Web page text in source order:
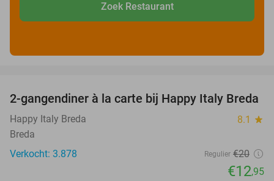
Zoek Restaurant
35%
2-gangendiner à la carte bij Happy Italy Breda
Happy Italy Breda 8.1 star
Breda
Verkocht: 3.878
Regulier €20
€12,95